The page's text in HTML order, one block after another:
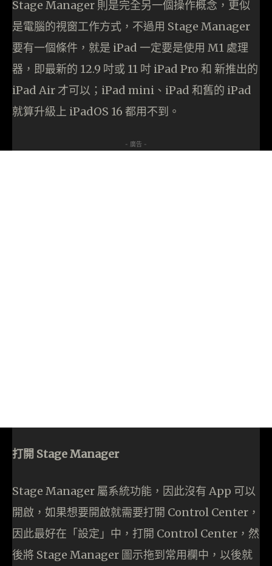
Stage Manager 則是完全另一個操作概念，更似
是電腦的視窗工作方式，不過用 Stage Manager
要有一個條件，就是 iPad 一定要是使用 M1 處理
器，即最新的 12.9 吋或 11 吋 iPad Pro 和 新推出的
iPad Air 才可以；iPad mini、iPad 和舊的 iPad
就算升級上 iPadOS 16 都用不到。
- 廣告 -
打開 Stage Manager
Stage Manager 屬系統功能，因此沒有 App 可以
開啟，如果想要開啟就需要打開 Control Center，
因此最好在「設定」中，打開 Control Center，然
後將 Stage Manager 圖示拖到常用欄中，以後就